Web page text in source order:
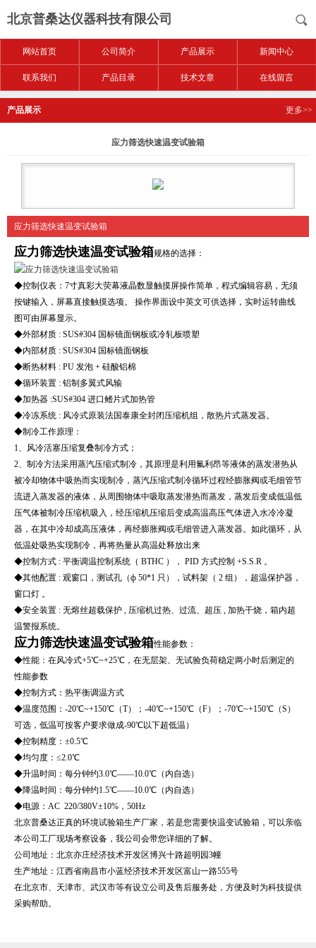
北京普桑达仪器科技有限公司
网站首页 公司简介 产品展示 新闻中心
联系我们 产品目录 技术文章 在线留言
产品展示 更多>>
应力筛选快速温变试验箱
应力筛选快速温变试验箱
应力筛选快速温变试验箱规格的选择：
◆控制仪表：7寸真彩大荧幕液晶数显触摸屏操作简单，程式编辑容易，无须
按键输入，屏幕直接触摸选项。 操作界面设中英文可供选择，实时运转曲线
图可由屏幕显示。
◆外部材质 : SUS#304 国标镜面钢板或冷轧板喷塑
◆内部材质 : SUS#304 国标镜面钢板
◆断热材料 : PU 发泡 + 硅酸铝棉
◆循环装置 : 铝制多翼式风输
◆加热器 :SUS#304 进口鳍片式加热管
◆冷冻系统 : 风冷式原装法国泰康全封闭压缩机组，散热片式蒸发器。
◆制冷工作原理：
1、风冷活塞压缩复叠制冷方式；
2、制冷方法采用蒸汽压缩式制冷，其原理是利用氟利昂等液体的蒸发潜热从
被冷却物体中吸热而实现制冷，蒸汽压缩式制冷循环过程经膨胀阀或毛细管节
流进入蒸发器的液体，从周围物体中吸取蒸发潜热而蒸发，蒸发后变成低温低
压气体被制冷压缩机吸入，经压缩机压缩后变成高温高压气体进入水冷冷凝
器，在其中冷却成高压液体，再经膨胀阀或毛细管进入蒸发器。如此循环，从
低温处吸热实现制冷，再将热量从高温处释放出来
◆控制方式 : 平衡调温控制系统（ BTHC ）， PID 方式控制 +S.S.R 。
◆其他配置 : 观窗口，测试孔（ф 50*1 只），试料架（ 2 组），超温保护器，
窗口灯 。
◆安全装置 : 无熔丝超载保护 , 压缩机过热、过流、超压 , 加热干烧，箱内超
温警报系统。
应力筛选快速温变试验箱性能参数：
◆性能：在风冷式+5℃~+25℃，在无层架、无试验负荷稳定两小时后测定的
性能参数
◆控制方式：热平衡调温方式
◆温度范围：-20℃~+150℃（T）；-40℃~+150℃（F）；-70℃~+150℃（S）
可选，低温可按客户要求做成-90℃以下超低温）
◆控制精度：±0.5℃
◆均匀度：≤2.0℃
◆升温时间：每分钟约3.0℃——10.0℃（内自选）
◆降温时间：每分钟约1.5℃——10.0℃（内自选）
◆电源：AC 220/380V±10%，50Hz
北京普桑达正真的环境试验箱生产厂家，若是您需要快温变试验箱，可以亲临
本公司工厂现场考察设备，我公司会带您详细的了解。
公司地址：北京亦庄经济技术开发区博兴十路超明园3幢
生产地址：江西省南昌市小蓝经济技术开发区富山一路555号
在北京市、天津市、武汉市等有设立公司及售后服务处，方便及时为科技提供
采购帮助。